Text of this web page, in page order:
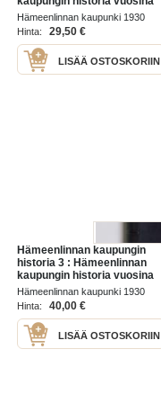
1809-75
Hämeenlinnan kaupunki 1930
Hinta:
29,50 €
LISÄÄ OSTOSKORIIN
Hämeenlinnan kaupungin
historia 3 : Hämeenlinnan
kaupungin historia vuosina
1809-75
Hämeenlinnan kaupunki 1930
Hinta:
40,00 €
LISÄÄ OSTOSKORIIN